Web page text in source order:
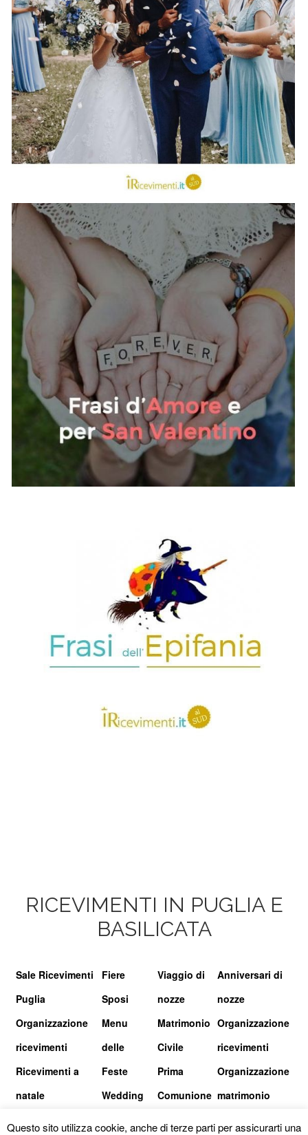
RICEVIMENTI IN PUGLIA E
BASILICATA
Sale Ricevimenti
Puglia
Organizzazione
ricevimenti
Ricevimenti a
natale
Fiere
Sposi
Menu
delle
Feste
Wedding
Viaggio di
nozze
Matrimonio
Civile
Prima
Comunione
Anniversari di
nozze
Organizzazione
ricevimenti
Organizzazione
matrimonio
Questo sito utilizza cookie, anche di terze parti per assicurarti una